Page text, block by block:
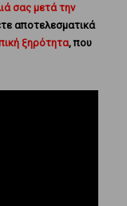
σας μετά την
αποτελεσματικά
ξηρότητα, που